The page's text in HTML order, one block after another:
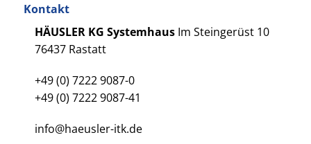
Kontakt
HÄUSLER KG Systemhaus Im Steingerüst 10
76437 Rastatt
+49 (0) 7222 9087-0
+49 (0) 7222 9087-41
info@haeusler-itk.de